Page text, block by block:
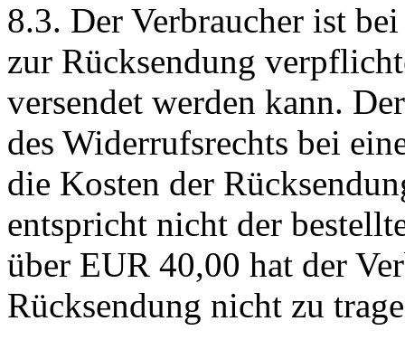
8.3. Der Verbraucher ist
zur Rücksendung
versendet werden kann.
des Widerrufsrechts bei
die Kosten der
entspricht nicht der
über EUR 40,00 hat der
Rücksendung nicht zu